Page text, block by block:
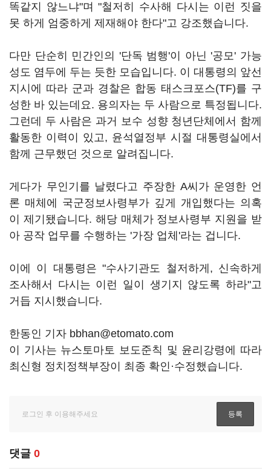
똑같지 않느냐"며 "철저히 수사해 다시는 이런 짓을
못 하게 엄중하게 제재해야 한다"고 강조했습니다.
다만 단순히 민간인의 '단독 범행'이 아닌 '공모' 가능
성도 염두에 두는 듯한 모습입니다. 이 대통령의 앞선
지시에 따라 군과 경찰은 합동 태스크포스(TF)를 구
성한 바 있는데요. 용의자는 두 사람으로 특정됩니다.
그런데 두 사람은 과거 보수 성향 청년단체에서 함께
활동한 이력이 있고, 윤석열정부 시절 대통령실에서
함께 근무했던 것으로 알려집니다.
게다가 무인기를 날렸다고 주장한 A씨가 운영한 언
론 매체에 국군정보사령부가 깊게 개입했다는 의혹
이 제기됐습니다. 해당 매체가 정보사령부 지원을 받
아 공작 업무를 수행하는 '가장 업체'라는 겁니다.
이에 이 대통령은 "수사기관도 철저하게, 신속하게
조사해서 다시는 이런 일이 생기지 않도록 하라"고
거듭 지시했습니다.
한동인 기자 bbhan@etomato.com
이 기사는 뉴스토마토 보도준칙 및 윤리강령에 따라
최신형 정치정책부장이 최종 확인·수정했습니다.
댓글 0